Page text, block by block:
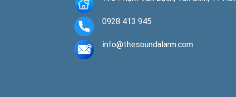
0928 413 945
info@thesoundalarm.com